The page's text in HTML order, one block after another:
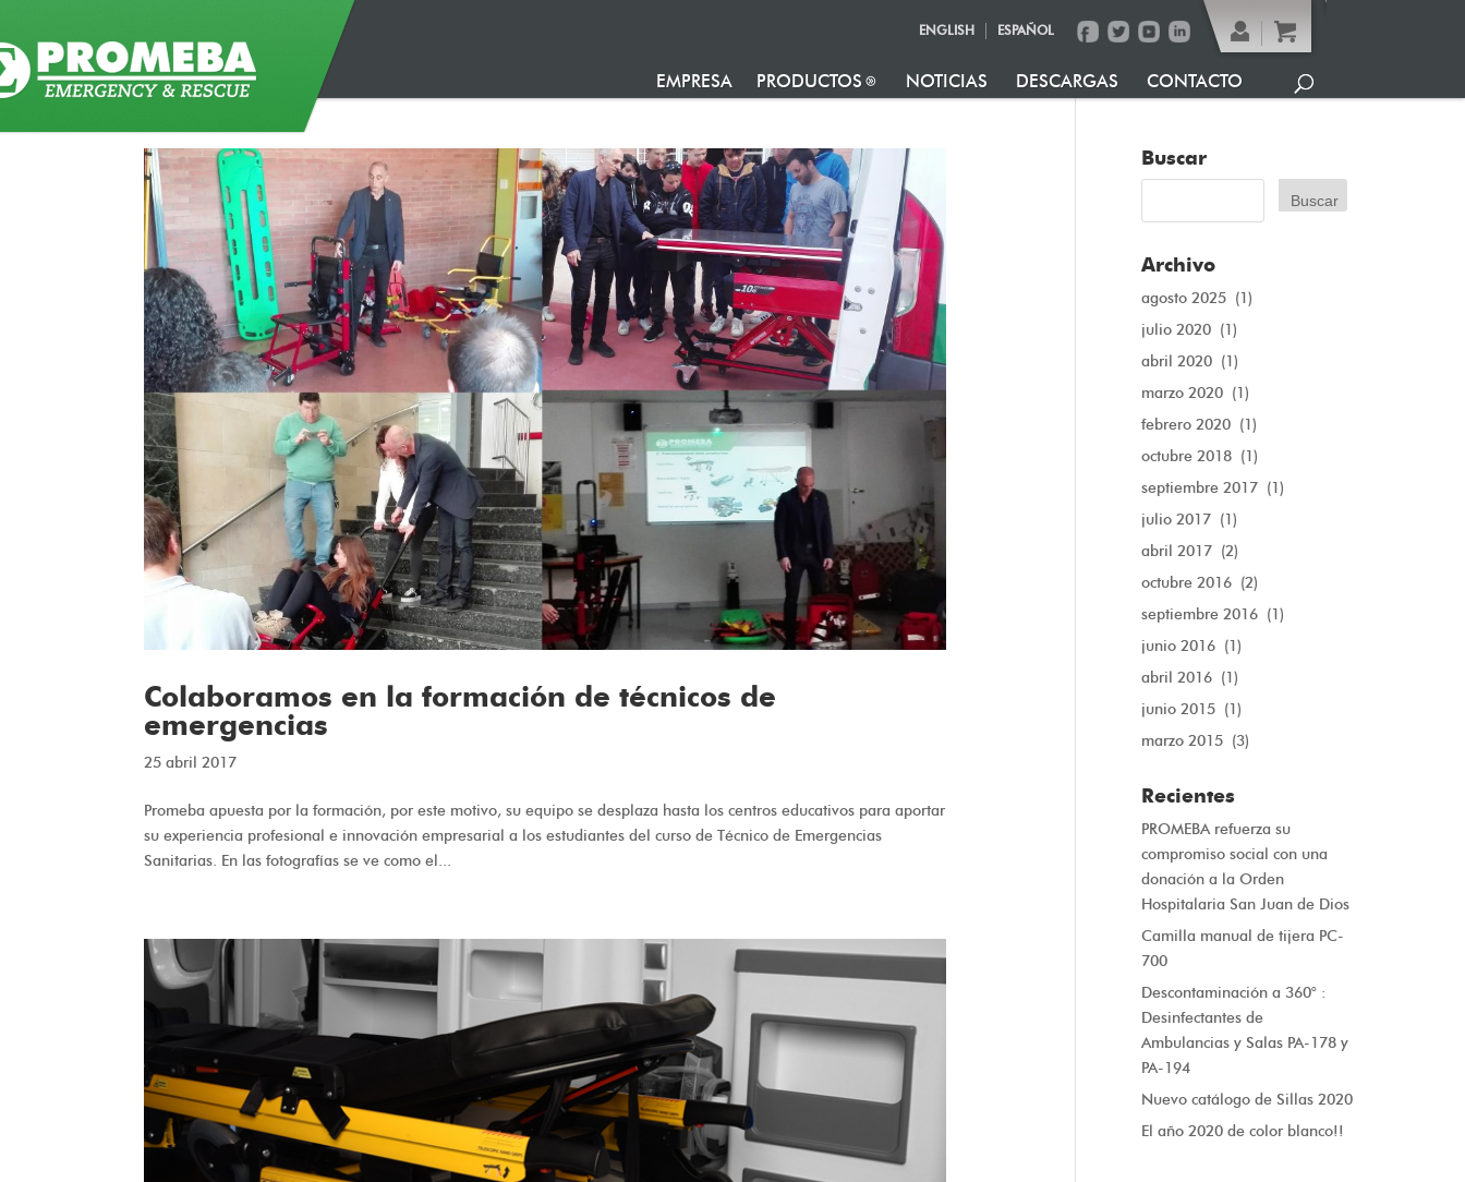
ENGLISH ESPAÑOL
EMPRESA PRODUCTOS NOTICIAS DESCARGAS CONTACTO
Colaboramos en la formación de técnicos de
emergencias
25 abril 2017
Promeba apuesta por la formación, por este motivo, su equipo se desplaza hasta los centros educativos para aportar
su experiencia profesional e innovación empresarial a los estudiantes del curso de Técnico de Emergencias
Sanitarias. En las fotografías se ve como el...
Buscar
Archivo
agosto 2025 (1)
julio 2020 (1)
abril 2020 (1)
marzo 2020 (1)
febrero 2020 (1)
octubre 2018 (1)
septiembre 2017 (1)
julio 2017 (1)
abril 2017 (2)
octubre 2016 (2)
septiembre 2016 (1)
junio 2016 (1)
abril 2016 (1)
junio 2015 (1)
marzo 2015 (3)
Recientes
PROMEBA refuerza su
compromiso social con una
donación a la Orden
Hospitalaria San Juan de Dios
Camilla manual de tijera PC-
700
Descontaminación a 360° :
Desinfectantes de
Ambulancias y Salas PA-178 y
PA-194
Nuevo catálogo de Sillas 2020
El año 2020 de color blanco!!